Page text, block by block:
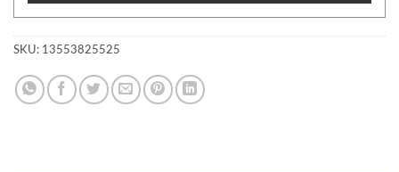
SKU: 13553825525